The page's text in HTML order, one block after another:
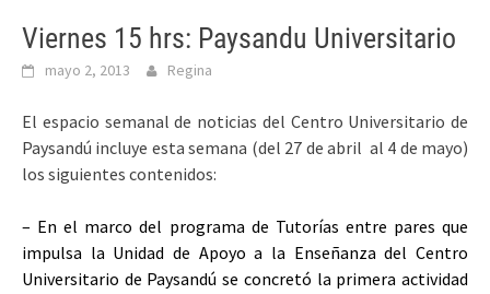
Viernes 15 hrs: Paysandu Universitario
mayo 2, 2013 Regina
El espacio semanal de noticias del Centro Universitario de
Paysandú incluye esta semana (del 27 de abril al 4 de mayo)
los siguientes contenidos:
– En el marco del programa de Tutorías entre pares que
impulsa la Unidad de Apoyo a la Enseñanza del Centro
Universitario de Paysandú se concretó la primera actividad